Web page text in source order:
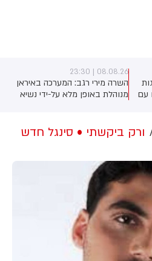
עם
של
08.08.26 | 23:30
השרה מירי רגב: המערכה באיראן
מנוהלת באופן מלא על-ידי נשיא
איראן תתקוף את ישראל - אנחנו
לא מחוייבים לשום הסכם
ורק ביקשתי • סינגל חדש